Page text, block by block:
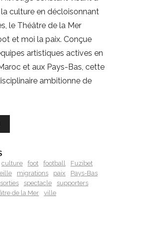
culture en décloisonnant
le Théâtre de la Mer
et moi la paix. Conçue
artistiques actives en
et aux Pays-Bas, cette
ambitionne de
culture foot football
Fuzibet
migrations paix
Pays-Bas
sorties spectacle
supporters
de la Mer ville